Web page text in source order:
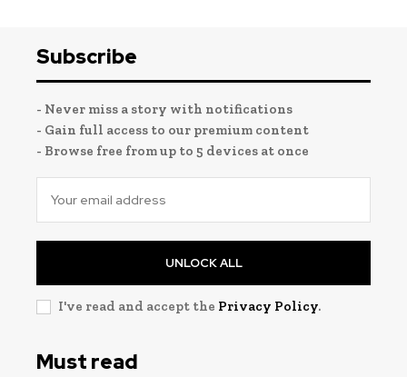
Subscribe
- Never miss a story with notifications
- Gain full access to our premium content
- Browse free from up to 5 devices at once
UNLOCK ALL
I've read and accept the Privacy Policy.
Must read